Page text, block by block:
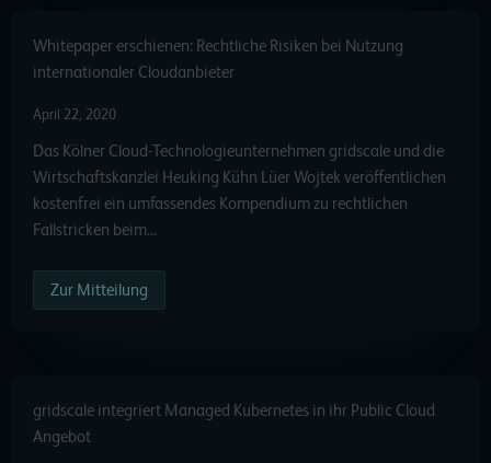
Whitepaper erschienen: Rechtliche Risiken bei Nutzung
internationaler Cloudanbieter
April 22, 2020
Das Kölner Cloud-Technologieunternehmen gridscale und die
Wirtschaftskanzlei Heuking Kühn Lüer Wojtek veröffentlichen
kostenfrei ein umfassendes Kompendium zu rechtlichen
Fallstricken beim…
Zur Mitteilung
gridscale integriert Managed Kubernetes in ihr Public Cloud
Angebot